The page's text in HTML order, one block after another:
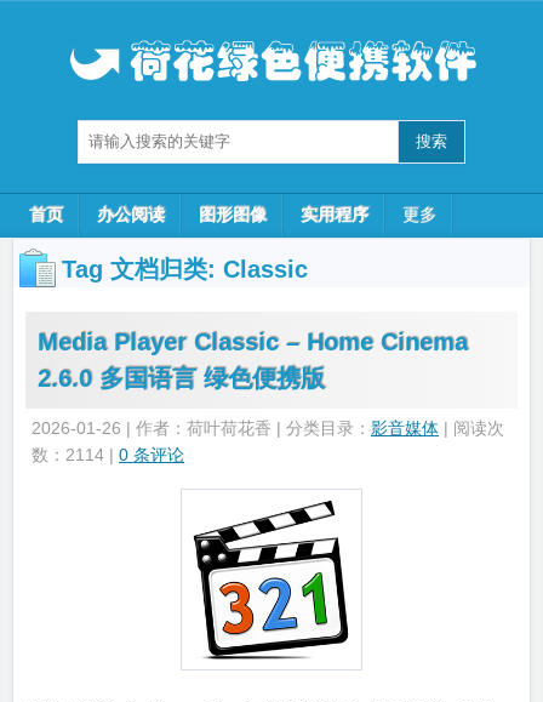
首页 办公阅读 图形图像 实用程序 更多
Tag 文档归类: Classic
Media Player Classic – Home Cinema
2.6.0 多国语言 绿色便携版
2026-01-26 | 作者：荷叶荷花香 | 分类目录： 影音媒体 | 阅读次
数：2114 | 0 条评论